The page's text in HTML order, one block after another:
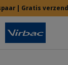
| Gratis